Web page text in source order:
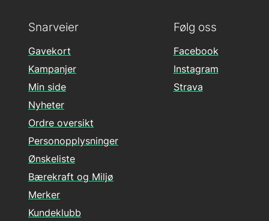
Følg oss
Facebook
Instagram
Strava
Snarveier
Gavekort
Kampanjer
Min side
Nyheter
Ordre oversikt
Personopplysninger
Ønskeliste
Bærekraft og Miljø
Merker
Kundeklubb